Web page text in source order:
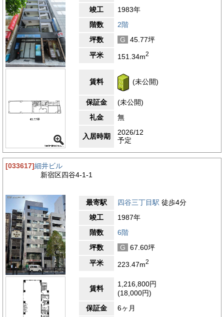
理想的なビジネス環境が整っています。
【評価】 3.5
駅からの距離
設備
耐震性
竣工
1983年
階数
2階
坪数
G
45.77坪
平米
151.34m2
賃料 (未公開)
保証金
(未公開)
礼金
無
入居時期
2026/12
予定
[033617]細井ビル
新宿区四谷4-1-1
最寄駅 四谷三丁目駅 徒歩4分
竣工
1987年
階数
6階
坪数
G
67.60坪
平米
223.47m2
賃料
1,216,800円
(18,000円)
保証金
6ヶ月